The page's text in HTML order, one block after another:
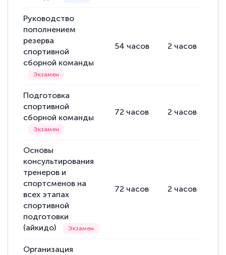
Руководство
пополнением
резерва
спортивной
сборной команды
54 часов 2 часов
Подготовка
спортивной
сборной команды
72 часов 2 часов
Основы
консультирования
тренеров и
спортсменов на
всех этапах
спортивной
подготовки
(айкидо)
72 часов 2 часов
Организация